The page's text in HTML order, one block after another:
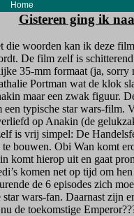
Gisteren ging ik
woorden kan ik deze
De film zelf is
35-mm formaat (ja,
Portman wat de klok
maar een zwak figuur.
typische star wars-
op Anakin (de
is vrij simpel: De
bouwen. Obi Wan komt
komt hierop uit en gaat
komen net op tijd om
de 6 episodes zich
wars-fan. Daarnast
de toekomstige
Home